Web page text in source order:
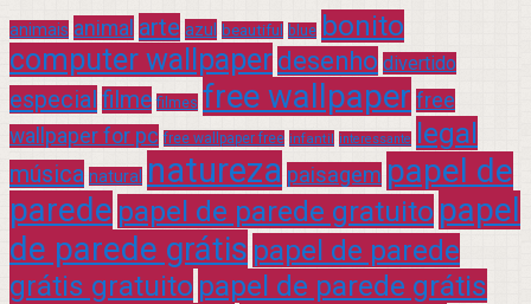
animais animal arte azul beautiful blue bonito
computer wallpaper desenho divertido
especial filme filmes free wallpaper free
wallpaper for pc free wallpaper free infantil interessante legal
música natural natureza paisagem papel de
parede papel de parede gratuito papel
de parede grátis papel de parede
grátis gratuito papel de parede grátis